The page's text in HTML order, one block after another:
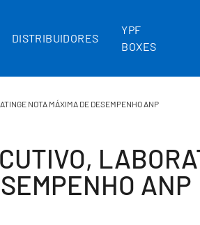
DISTRIBUIDORES
YPF
BOXES
NOTA MÁXIMA DE DESEMPENHO ANP
ANP